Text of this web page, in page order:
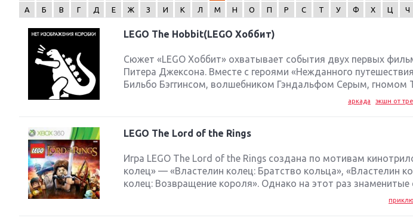
А
Б В Г Д Е Ж З И К Л М Н О П Р С Т У Ф Х Ц Ч
LEGO The Hobbit(LEGO Хоббит)
Сюжет «LEGO Хоббит» охватывает события двух первых
Питера Джексона. Вместе с героями «Нежданного
Бильбо Бэггинсом, волшебником Гэндальфом Серым, гномом
аркада экшн от
LEGO The Lord of the Rings
Игра LEGO The Lord of the Rings создана по мотивам
колец» — «Властелин колец: Братство кольца», «Властелин
колец: Возвращение короля». Однако на этот раз знаменитые